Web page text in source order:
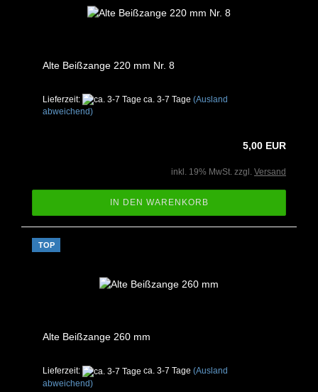
Alte Beißzange 220 mm Nr. 8
Lieferzeit: ca. 3-7 Tage (Ausland
abweichend)
5,00 EUR
inkl. 19% MwSt. zzgl. Versand
IN DEN WARENKORB
TOP
Alte Beißzange 260 mm
Lieferzeit: ca. 3-7 Tage (Ausland
abweichend)